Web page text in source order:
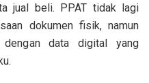
jual beli. PPAT tidak lagi
dokumen fisik, namun
dengan data digital yang